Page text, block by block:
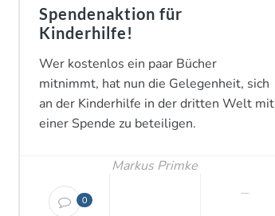
Spendenaktion für
Kinderhilfe!
Wer kostenlos ein paar Bücher
mitnimmt, hat nun die Gelegenheit, sich
an der Kinderhilfe in der dritten Welt mit
einer Spende zu beteiligen.
0
Markus Primke